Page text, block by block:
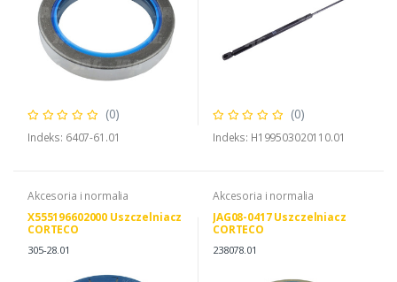
(0)
Indeks: 6407-61.01
(0)
Indeks: H199503020110.01
Akcesoria i normalia
X555196602000 Uszczelniacz
CORTECO
305-28.01
Akcesoria i normalia
JAG08-0417 Uszczelniacz
CORTECO
238078.01